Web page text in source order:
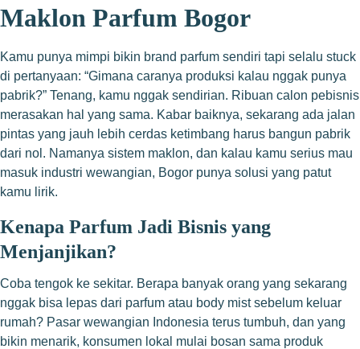
Maklon Parfum Bogor
Kamu punya mimpi bikin brand parfum sendiri tapi selalu stuck
di pertanyaan: “Gimana caranya produksi kalau nggak punya
pabrik?” Tenang, kamu nggak sendirian. Ribuan calon pebisnis
merasakan hal yang sama. Kabar baiknya, sekarang ada jalan
pintas yang jauh lebih cerdas ketimbang harus bangun pabrik
dari nol. Namanya sistem maklon, dan kalau kamu serius mau
masuk industri wewangian, Bogor punya solusi yang patut
kamu lirik.
Kenapa Parfum Jadi Bisnis yang
Menjanjikan?
Coba tengok ke sekitar. Berapa banyak orang yang sekarang
nggak bisa lepas dari parfum atau body mist sebelum keluar
rumah? Pasar wewangian Indonesia terus tumbuh, dan yang
bikin menarik, konsumen lokal mulai bosan sama produk